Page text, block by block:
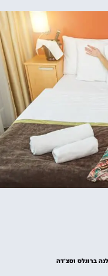
ברוגלס וסצ'דה